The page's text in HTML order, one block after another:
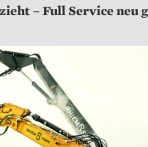
– Full Service neu